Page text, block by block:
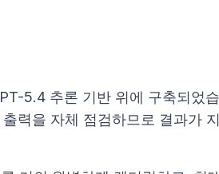
5.4 추론 기반 위에 구축되었
력을 자체 점검하므로 결과가